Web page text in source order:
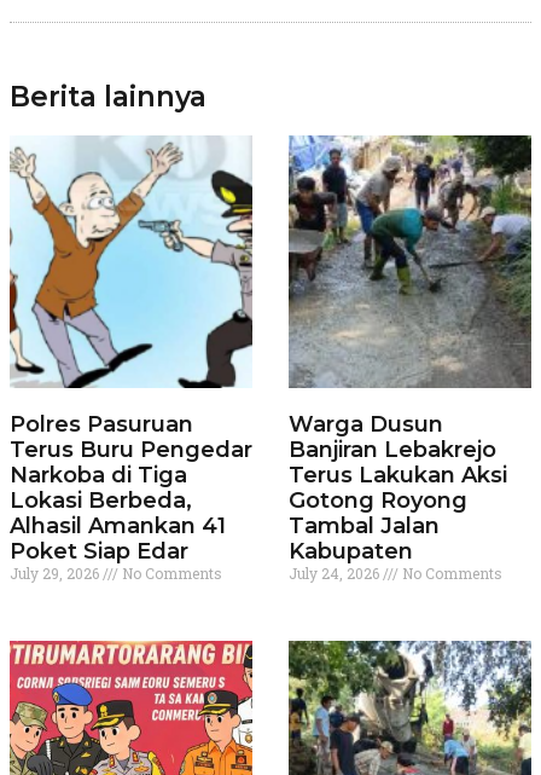
Berita lainnya
Polres Pasuruan
Terus Buru Pengedar
Narkoba di Tiga
Lokasi Berbeda,
Alhasil Amankan 41
Poket Siap Edar
July 29, 2026 No Comments
Warga Dusun
Banjiran Lebakrejo
Terus Lakukan Aksi
Gotong Royong
Tambal Jalan
Kabupaten
July 24, 2026 No Comments